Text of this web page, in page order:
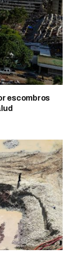
escombros